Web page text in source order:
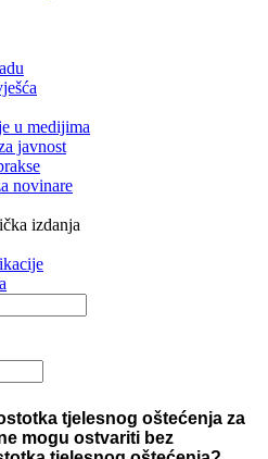
u medijima
javnost
novinare
izdanja
tjelesnog oštećenja za
mogu ostvariti bez